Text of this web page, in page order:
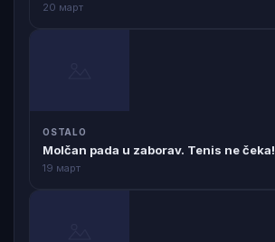
20 март
OSTALO
Molčan pada u zaborav. Tenis ne čeka!
19 март